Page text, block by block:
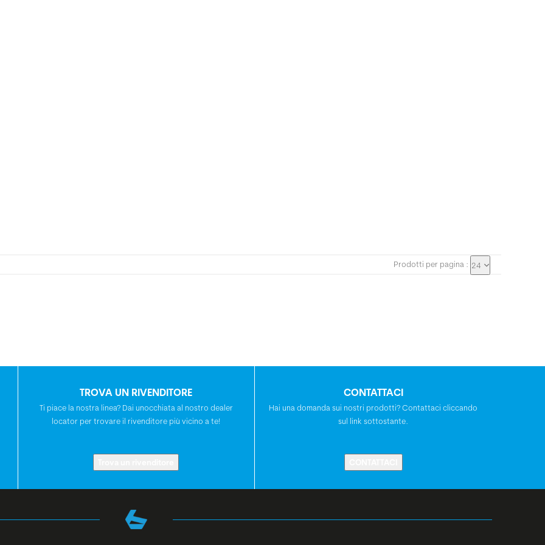
Prodotti per pagina : 24
TROVA UN RIVENDITORE
Ti piace la nostra linea? Dai unocchiata al nostro dealer
locator per trovare il rivenditore più vicino a te!
CONTATTACI
Hai una domanda sui nostri prodotti? Contattaci cliccando
sul link sottostante.